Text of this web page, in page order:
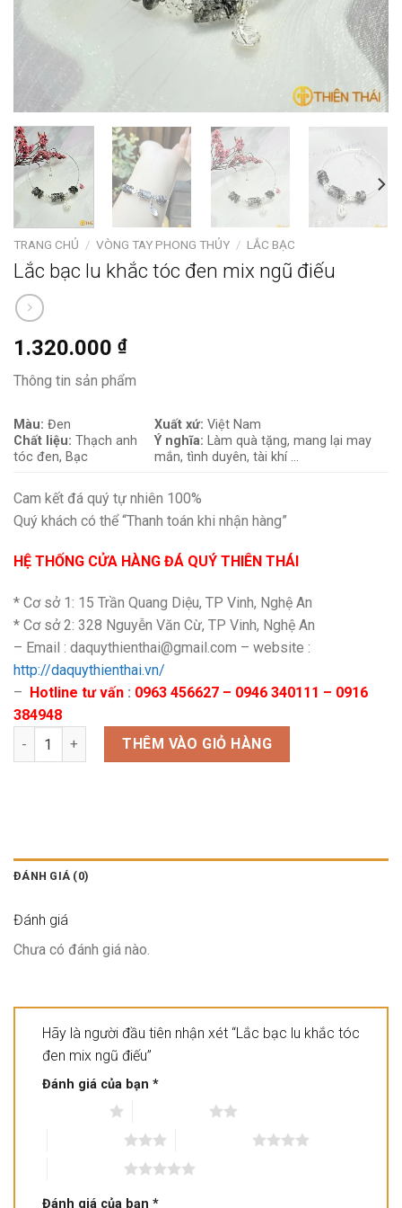
TRANG CHỦ / VÒNG TAY PHONG THỦY / LẮC BẠC
Lắc bạc lu khắc tóc đen mix ngũ điếu
1.320.000 ₫
Thông tin sản phẩm
Màu: Đen
Chất liệu: Thạch anh
tóc đen, Bạc
Xuất xứ:Việt Nam
Ý nghĩa: Làm quà tặng, mang lại may
mắn, tình duyên, tài khí …
Cam kết đá quý tự nhiên 100%
Quý khách có thể “Thanh toán khi nhận hàng”
HỆ THỐNG CỬA HÀNG ĐÁ QUÝ THIÊN THÁI
* Cơ sở 1: 15 Trần Quang Diệu, TP Vinh, Nghệ An
* Cơ sở 2: 328 Nguyễn Văn Cừ, TP Vinh, Nghệ An
– Email : daquythienthai@gmail.com – website :
http://daquythienthai.vn/
–
Hotline tư vấn : 0963 456627 – 0946 340111 – 0916
384948
Lắc bạc lu khắc tóc đen mix ngũ điếu số lượng
THÊM VÀO GIỎ HÀNG
ĐÁNH GIÁ (0)
Đánh giá
Chưa có đánh giá nào.
Hãy là người đầu tiên nhận xét “Lắc bạc lu khắc tóc
đen mix ngũ điếu”
Đánh giá của bạn *
Đánh giá của bạn *